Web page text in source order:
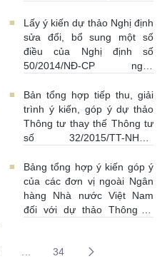
58/2021/NĐ-CP
07/07/2026
| 15:01:00
Lấy ý kiến dự thảo Nghị định
sửa đổi, bổ sung một số
điều của Nghị định số
50/2014/NĐ-CP ngày
ngoại hối nhà nước
23/06/2026 | 08:00:00
Bản tổng hợp tiếp thu, giải
trình ý kiến, góp ý dự thảo
Thông tư thay thế Thông tư
số 32/2015/TT-NHNN
Bảng tổng hợp ý kiến góp ý
của các đơn vị ngoài Ngân
hàng Nhà nước Việt Nam
đối với dự thảo Thông tư
định về chế độ báo cáo định
Intermediate Pages Use
34